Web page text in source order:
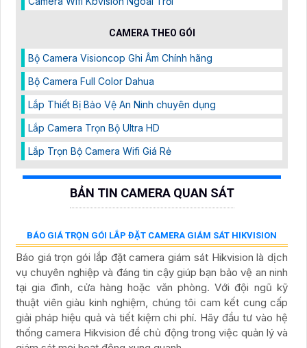
Top 5 Camera Wifi Cho Gia Đình Nên Dùng
Top 5 Camera Xem Mã Vạch Đơn Hàng
Bảng báo giá camera hikvision mới
Top 5 Camera Lắp Ngoài Trời
Báo giá camera 2 mắt mơi
Báo Giá Camera Imou Ngoài Trời
Lắp Camera Wifi Thân Cố Định
Lắp Camea Wifi Hikvision 2K
Camera Wifi Chính Hãng Kbone
Camera wifi kbvision Full Color
Camera Wifi Kbvision Giá rẻ Bán Chạy